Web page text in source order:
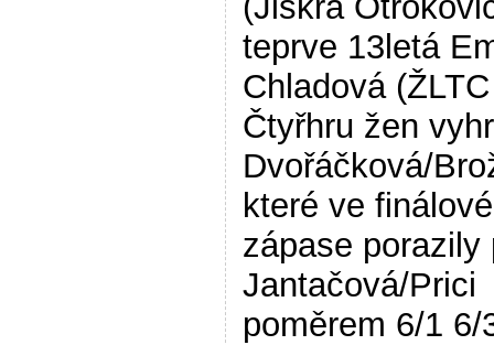
teprve 13letá
Chladová
Čtyřhru žen
Dvořáčková/
které ve
zápase porazily
Jantačová/Prici
poměrem 6/1 6/